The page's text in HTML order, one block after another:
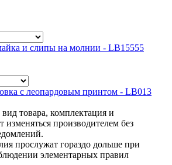
и слипы на молнии - LB15555
с леопардовым принтом - LB013
товара, комплектация и
изменяться производителем без
прослужат гораздо дольше при
элементарных правил